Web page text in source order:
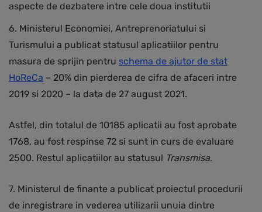
aspecte de dezbatere intre cele doua institutii
6. Ministerul Economiei, Antreprenoriatului si
Turismului a publicat statusul aplicatiilor pentru
masura de sprijin pentru schema de ajutor de stat
HoReCa – 20% din pierderea de cifra de afaceri intre
2019 si 2020 – la data de 27 august 2021.
Astfel, din totalul de 10185 aplicatii au fost aprobate
1768, au fost respinse 72 si sunt in curs de evaluare
2500. Restul aplicatiilor au statusul Transmisa.
7. Ministerul de finante a publicat proiectul procedurii
de inregistrare in vederea utilizarii unuia dintre